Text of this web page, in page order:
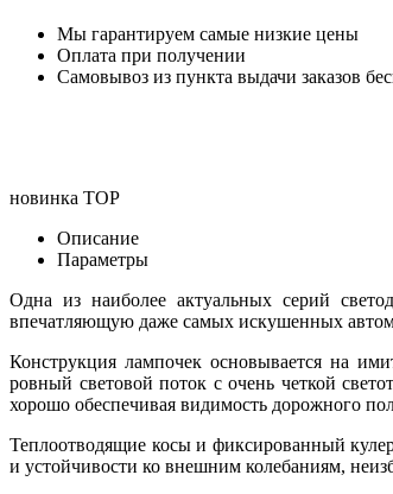
Мы гарантируем самые низкие цены
Оплата при получении
Самовывоз из пункта выдачи заказов
новинка TOP
Описание
Параметры
Одна из наиболее актуальных серий
впечатляющую даже самых искушенных
Конструкция лампочек основывается на
ровный световой поток с очень четкой
хорошо обеспечивая видимость дорожного
Теплоотводящие косы и фиксированный
и устойчивости ко внешним колебаниям,